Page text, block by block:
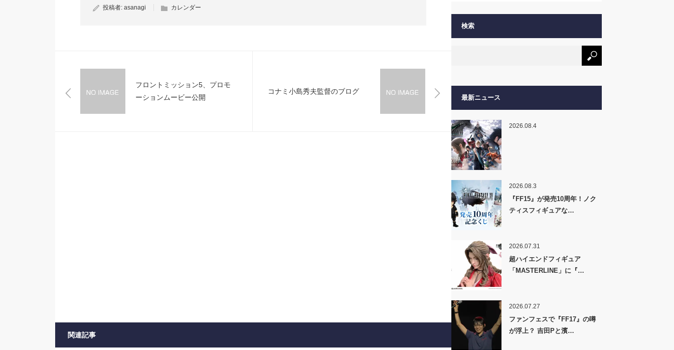
投稿者: asanagi カレンダー
フロントミッション5、プロモ
ーションムービー公開
コナミ小島秀夫監督のブログ
関連記事
検索
最新ニュース
2026.08.4
2026.08.3
『FF15』が発売10周年！ノク
ティスフィギュアな…
2026.07.31
超ハイエンドフィギュア
「MASTERLINE」に『…
2026.07.27
ファンフェスで『FF17』の噂
が浮上？ 吉田Pと濱…